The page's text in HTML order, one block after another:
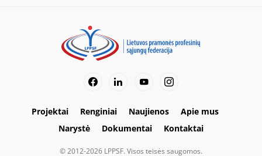
Projektai Renginiai Naujienos
Apie mus
Narystė
Dokumentai Kontaktai
© 2012-2026 LPPSF. Visos teisės saugomos.